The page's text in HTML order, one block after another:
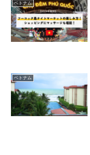
ベトナム
ベトナム